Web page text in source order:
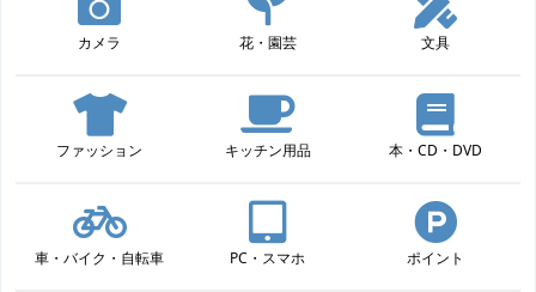
カメラ 花・園芸 文具
ファッション キッチン用品 本・CD・DVD
車・バイク・自転車 PC・スマホ ポイント